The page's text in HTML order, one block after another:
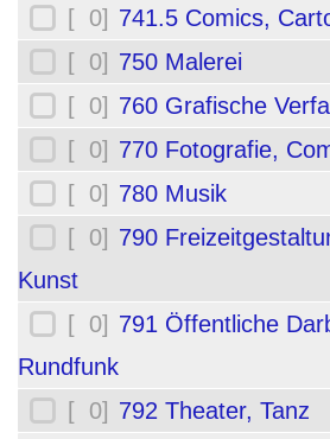
[ 0] 741.5 Comics,
[ 0] 750 Malerei
[ 0] 760 Grafische
[ 0] 770 Fotografie,
[ 0] 780 Musik
[ 0] 790
Kunst
[ 0] 791 Öffentliche
Rundfunk
[ 0] 792 Theater, Tanz